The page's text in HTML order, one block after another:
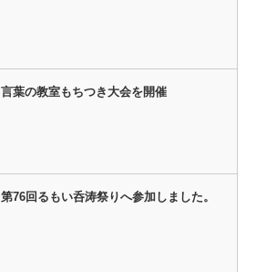
言葉の教室もちつき大会を開催
第76回るもい呑涛祭りへ参加しました。